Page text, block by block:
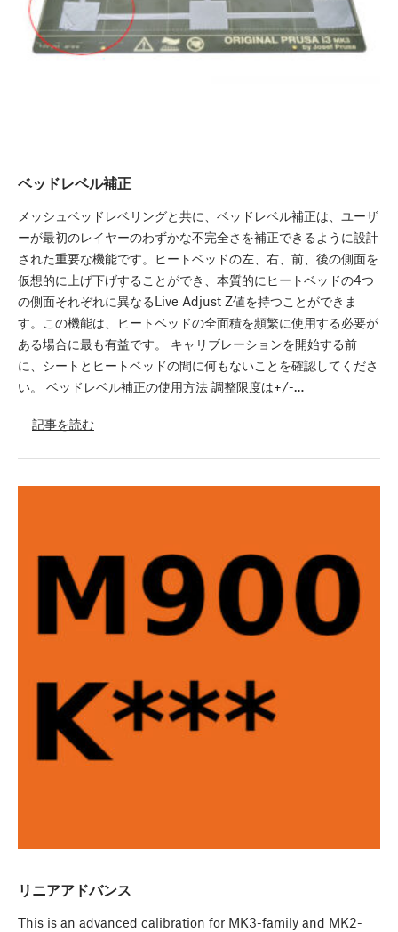
ベッドレベル補正
メッシュベッドレベリングと共に、ベッドレベル補正は、ユーザ
ーが最初のレイヤーのわずかな不完全さを補正できるように設計
された重要な機能です。ヒートベッドの左、右、前、後の側面を
仮想的に上げ下げすることができ、本質的にヒートベッドの4つ
の側面それぞれに異なるLive Adjust Z値を持つことができま
す。この機能は、ヒートベッドの全面積を頻繁に使用する必要が
ある場合に最も有益です。 キャリブレーションを開始する前
に、シートとヒートベッドの間に何もないことを確認してくださ
い。 ベッドレベル補正の使用方法 調整限度は+/-…
記事を読む
リニアアドバンス
This is an advanced calibration for MK3-family and MK2-